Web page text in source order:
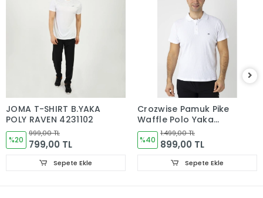
JOMA T-SHIRT B.YAKA
POLY RAVEN 4231102
%20
999,00 TL
799,00 TL
Sepete Ekle
Crozwise Pamuk Pike
Waffle Polo Yaka
Tişört Beyaz 7152-08
%40
1.499,00 TL
899,00 TL
Sepete Ekle